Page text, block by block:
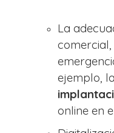
La
ejemplo, la
online en